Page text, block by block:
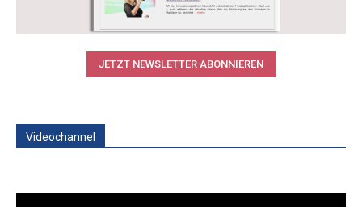
JETZT NEWSLETTER ABONNIEREN
Videochannel